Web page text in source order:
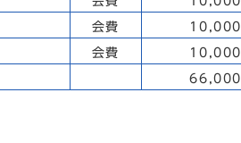
会費 10,000
会費 10,000
66,000